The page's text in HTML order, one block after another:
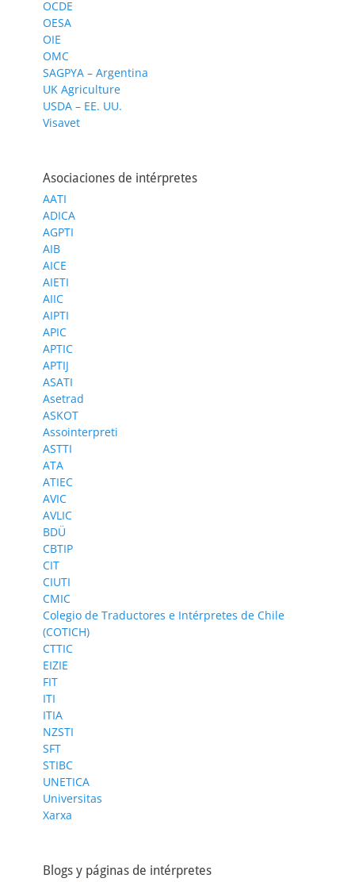
OCDE
OESA
OIE
OMC
SAGPYA – Argentina
UK Agriculture
USDA – EE. UU.
Visavet
Asociaciones de intérpretes
AATI
ADICA
AGPTI
AIB
AICE
AIETI
AIIC
AIPTI
APIC
APTIC
APTIJ
ASATI
Asetrad
ASKOT
Assointerpreti
ASTTI
ATA
ATIEC
AVIC
AVLIC
BDÜ
CBTIP
CIT
CIUTI
CMIC
Colegio de Traductores e Intérpretes de Chile
(COTICH)
CTTIC
EIZIE
FIT
ITI
ITIA
NZSTI
SFT
STIBC
UNETICA
Universitas
Xarxa
Blogs y páginas de intérpretes